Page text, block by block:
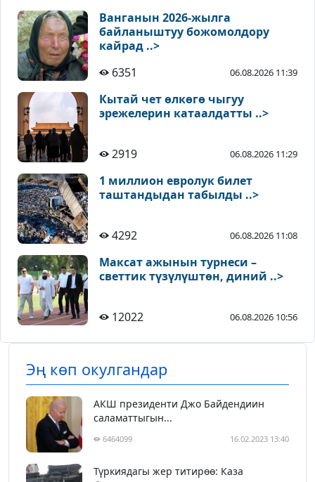
Ванганын 2026-жылга
байланыштуу божомолдору
кайрад ..>
6351
06.08.2026 11:39
Кытай чет өлкөгө чыгуу
эрежелерин катаалдатты ..>
2919 06.08.2026 11:29
1 миллион евролук билет
таштандыдан табылды ..>
4292 06.08.2026 11:08
Максат ажынын турнеси –
светтик түзүлүштөн, диний ..>
12022 06.08.2026 10:56
Эң көп окулгандар
АКШ президенти Джо Байдендиин
саламаттыгын...
6464099 16.02.2023 13:40
Түркиядагы жер титирөө: Каза